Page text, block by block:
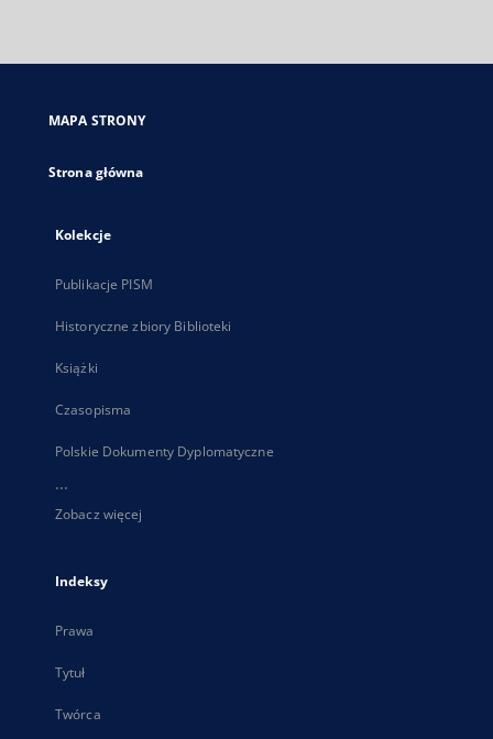
się
karcie
MAPA STRONY
Strona główna
Kolekcje
Publikacje PISM
Historyczne zbiory Biblioteki
Książki
Czasopisma
Polskie Dokumenty Dyplomatyczne
...
Zobacz więcej
Indeksy
Prawa
Tytuł
Twórca